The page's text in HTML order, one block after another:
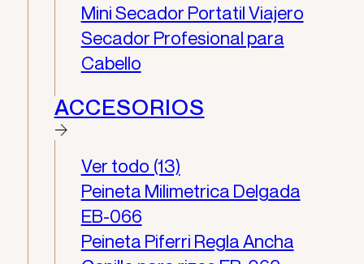
Mini Secador Portatil Viajero
Secador Profesional para
Cabello
ACCESORIOS
Ver todo (13)
Peineta Milimetrica Delgada
EB-066
Peineta Piferri Regla Ancha